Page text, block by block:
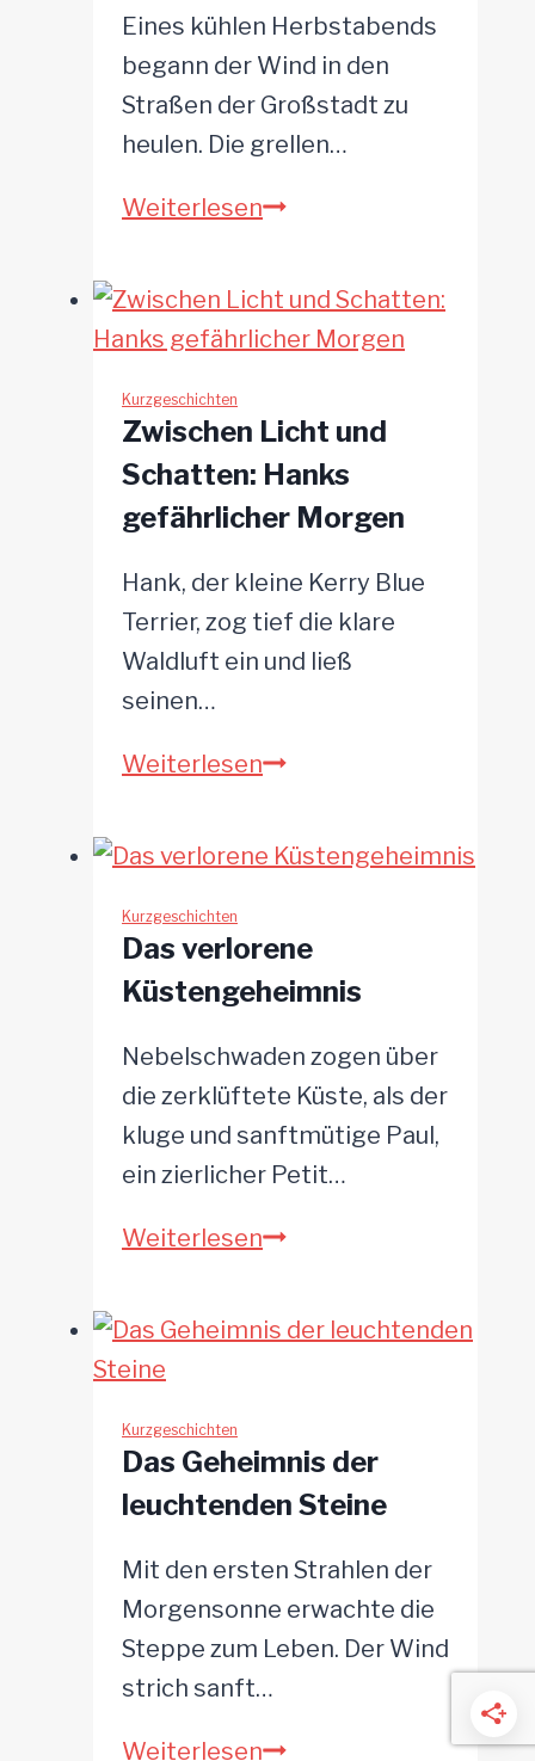
Eines kühlen Herbstabends
begann der Wind in den
Straßen der Großstadt zu
heulen. Die grellen…
WeiterlesenDer
der
Gassen
Kurzgeschichten
Zwischen Licht und
Schatten: Hanks
gefährlicher Morgen
Hank, der kleine Kerry Blue
Terrier, zog tief die klare
Waldluft ein und ließ
seinen…
WeiterlesenZwischen
und
gefährlicher
Morgen
Kurzgeschichten
Das verlorene
Küstengeheimnis
Nebelschwaden zogen über
die zerklüftete Küste, als der
kluge und sanftmütige Paul,
ein zierlicher Petit…
WeiterlesenDas
Küstengeheimnis
Kurzgeschichten
Das Geheimnis der
leuchtenden Steine
Mit den ersten Strahlen der
Morgensonne erwachte die
Steppe zum Leben. Der Wind
strich sanft…
WeiterlesenDas